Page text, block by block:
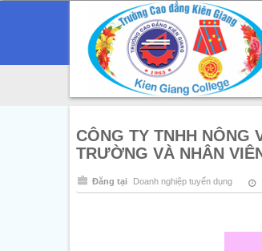
CÔNG TY TNHH NÔNG
TRƯỜNG VÀ NHÂN
Đăng tại Doanh nghiệp tuyển dụng